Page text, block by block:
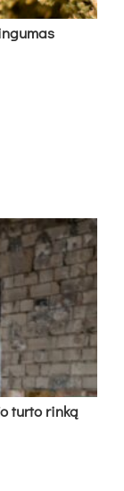
turto rinką